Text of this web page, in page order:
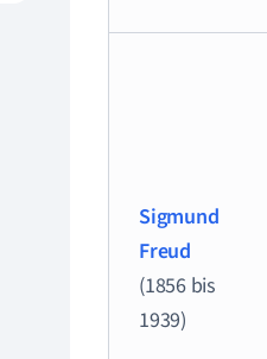
Sigmund
Freud
(1856 bis
1939)